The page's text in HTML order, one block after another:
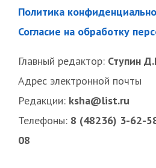
Политика
Согласие на обработку
Главный редактор: Ступин
Адрес электронной почты
Редакции: ksha@list.ru
Телефоны: 8 (48236) 3-62-
08